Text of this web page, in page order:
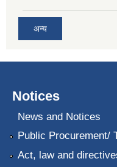
अन्य
Notices
News and Notices
Public Procurement/
Act, law and